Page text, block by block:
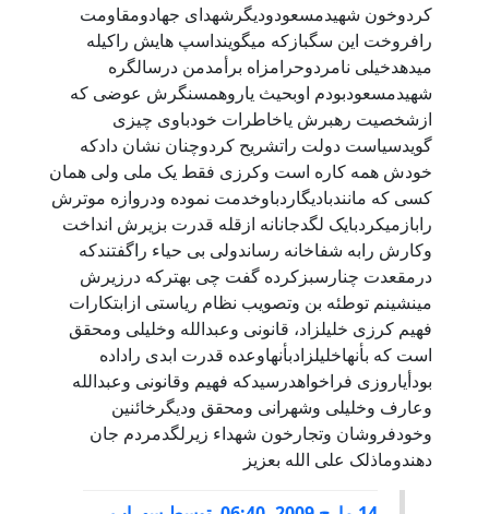
کردوخون شهيدمسعودوديگرشهدای جهادومقاومت
رافروخت اين سگبازکه ميگوينداسپ هايش راکيله
ميدهدخيلی نامردوحرامزاه برأمدمن درسالگره
شهيدمسعودبودم اوبحيث ياروهمسنگرش عوضی که
ازشخصيت رهبرش ياخاطرات خودباوی چيزی
گويدسياست دولت راتشريح کردوچنان نشان دادکه
خودش همه کاره است وکرزی فقط يک ملی ولی همان
کسی که مانندباديگاردباوخدمت نموده ودروازه موترش
رابازميکردبايک لگدجانانه ازقله قدرت بزيرش انداخت
وکارش رابه شفاخانه رساندولی بی حياء راگفتندکه
درمقعدت چنارسبزکرده گفت چی بهترکه درزيرش
مينشينم توطئه بن وتصويب نظام رياستی ازابتکارات
فهيم کرزی خليلزاد، قانونی وعبدالله وخليلی ومحقق
است که بأنهاخليلزادبأنهاوعده قدرت ابدی راداده
بودأياروزی فراخواهدرسيدکه فهيم وقانونی وعبدالله
وعارف وخليلی وشهرانی ومحقق وديگرخائنين
وخودفروشان وتجارخون شهداء زيرلگدمردم جان
دهندوماذلک علی الله بعزيز